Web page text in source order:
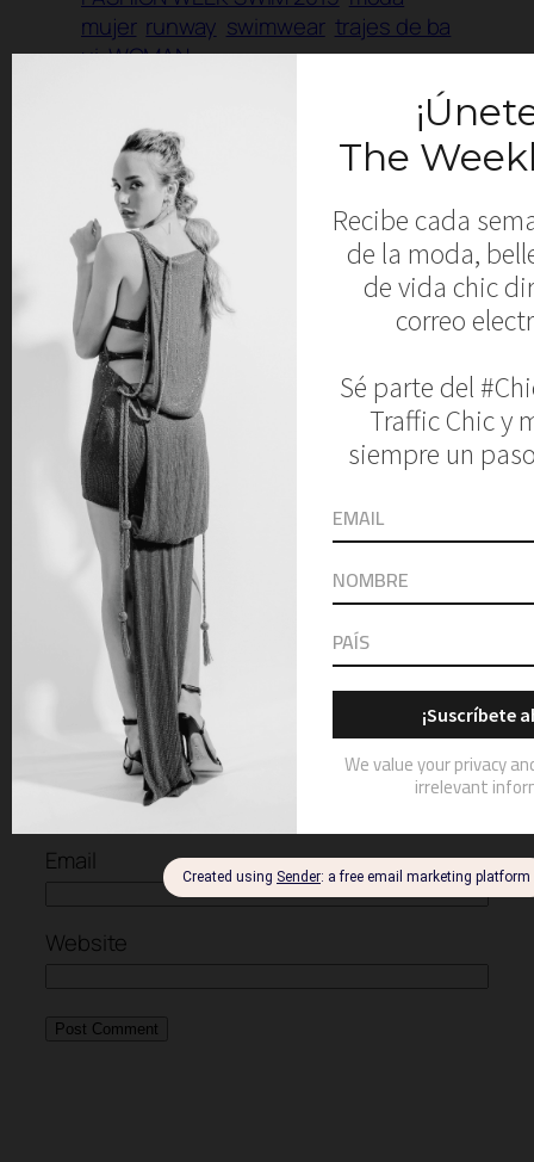
mujer runway swimwear trajes de ba
ui WOMAN
FRANKIES BIKINIS
SHOW PICTURES | MBFW
SWIM 2015
PANO | MBFW SWIM
→
Comments
Leave a Reply
Your email address will not be published.
Required fields are marked
Comment*
Email
Website